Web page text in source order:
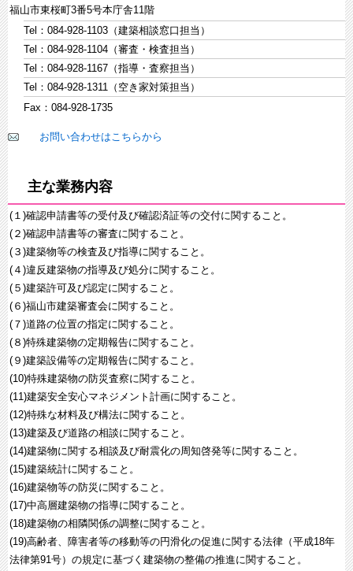
福山市東桜町3番5号本庁舎11階
Tel：084-928-1103（建築相談窓口担当）
Tel：084-928-1104（審査・検査担当）
Tel：084-928-1167（指導・査察担当）
Tel：084-928-1311（空き家対策担当）
Fax：084-928-1735
お問い合わせはこちらから
主な業務内容
(１)確認申請書等の受付及び確認済証等の交付に関すること。
(２)確認申請書等の審査に関すること。
(３)建築物等の検査及び指導に関すること。
(４)違反建築物の指導及び処分に関すること。
(５)建築許可及び認定に関すること。
(６)福山市建築審査会に関すること。
(７)道路の位置の指定に関すること。
(８)特殊建築物の定期報告に関すること。
(９)建築設備等の定期報告に関すること。
(10)特殊建築物の防災査察に関すること。
(11)建築安全安心マネジメント計画に関すること。
(12)特殊な材料及び構法に関すること。
(13)建築及び道路の相談に関すること。
(14)建築物に関する相談及び耐震化の周知啓発等に関すること。
(15)建築統計に関すること。
(16)建築物等の防災に関すること。
(17)中高層建築物の指導に関すること。
(18)建築物の相隣関係の調整に関すること。
(19)高齢者、障害者等の移動等の円滑化の促進に関する法律（平成18年
法律第91号）の規定に基づく建築物の整備の推進に関すること。